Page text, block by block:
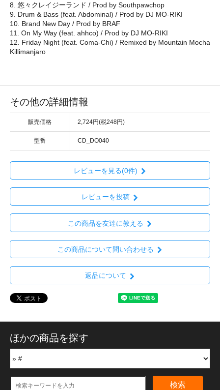
8. 悠々クレイジーランド / Prod by Southpawchop
9. Drum & Bass (feat. Abdominal) / Prod by DJ MO-RIKI
10. Brand New Day / Prod by BRAF
11. On My Way (feat. ahhco) / Prod by DJ MO-RIKI
12. Friday Night (feat. Coma-Chi) / Remixed by Mountain Mocha
Killimanjaro
その他の詳細情報
販売価格 2,724円(税248円)
型番 CD_DO040
レビューを見る(0件)
レビューを投稿
この商品を友達に教える
この商品について問い合わせる
返品について
ほかの商品を探す
検索